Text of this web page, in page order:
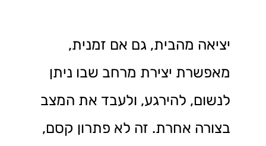
יציאה מהבית, גם אם זמנית,
מאפשרת יצירת מרחב שבו ניתן
לנשום, להירגע, ולעבד את המצב
בצורה אחרת. זה לא פתרון קסם,